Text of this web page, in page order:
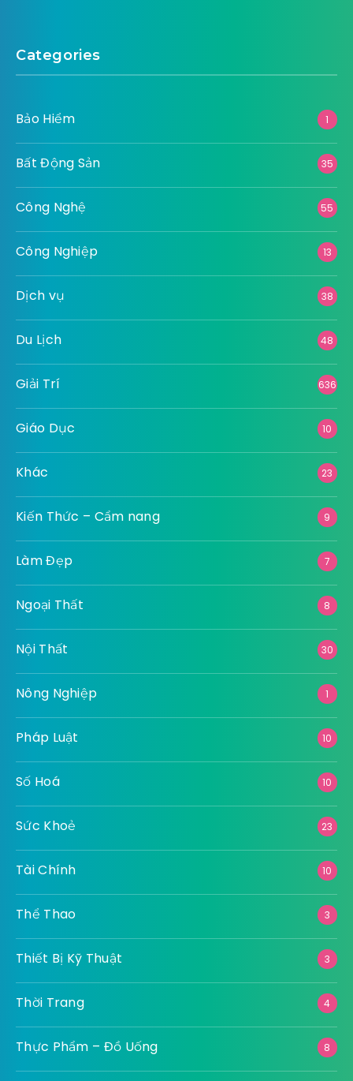
Categories
Bảo Hiểm 1
Bất Động Sản 35
Công Nghệ 55
Công Nghiệp 13
Dịch vụ 38
Du Lịch 48
Giải Trí 636
Giáo Dục 10
Khác 23
Kiến Thức – Cẩm nang 9
Làm Đẹp 7
Ngoại Thất 8
Nội Thất 30
Nông Nghiệp 1
Pháp Luật 10
Số Hoá 10
Sức Khoẻ 23
Tài Chính 10
Thể Thao 3
Thiết Bị Kỹ Thuật 3
Thời Trang 4
Thực Phẩm – Đồ Uống 8